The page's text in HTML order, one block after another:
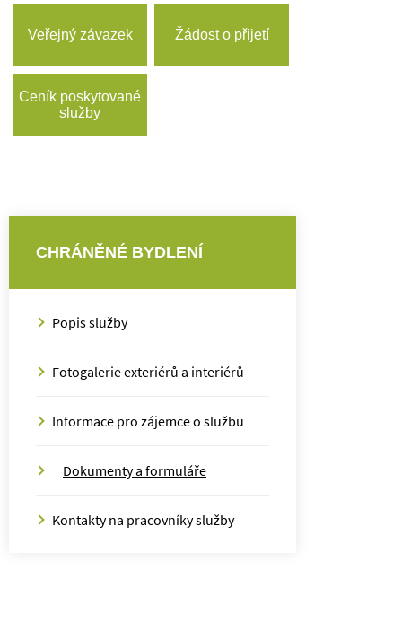
Veřejný závazek Žádost o přijetí
Ceník poskytované
služby
CHRÁNĚNÉ BYDLENÍ
Popis služby
Fotogalerie exteriérů a interiérů
Informace pro zájemce o službu
Dokumenty a formuláře
Kontakty na pracovníky služby